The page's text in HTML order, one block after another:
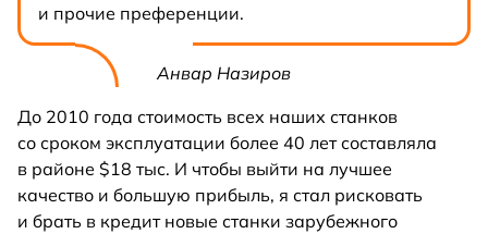
и прочие преференции.
Анвар Назиров
До 2010 года стоимость всех наших станков
со сроком эксплуатации более 40 лет составляла
в районе $18 тыс. И чтобы выйти на лучшее
качество и большую прибыль, я стал рисковать
и брать в кредит новые станки зарубежного